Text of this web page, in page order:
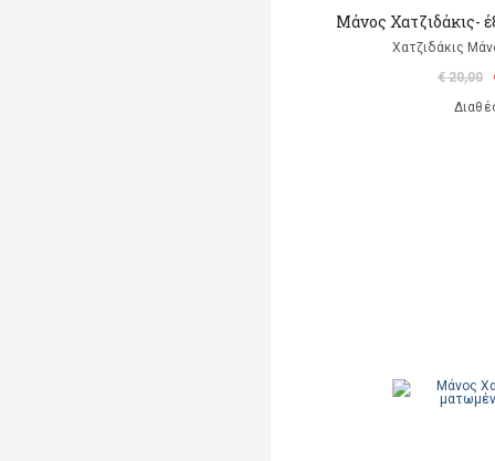
Μάνος Χατζιδάκις-
Χατζιδάκις
€ 20,00